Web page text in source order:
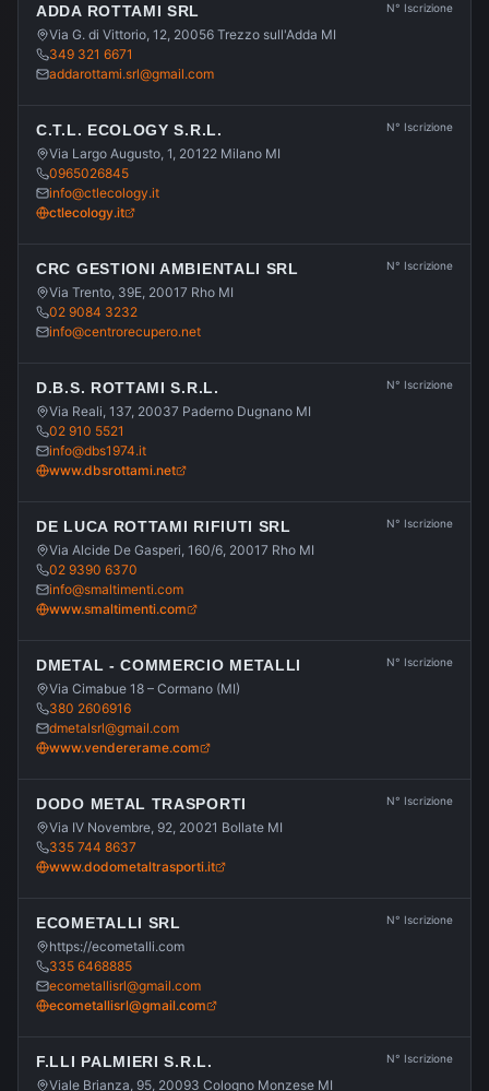
ADDA ROTTAMI SRL
Via G. di Vittorio, 12, 20056 Trezzo sull'Adda MI
349 321 6671
addarottami.srl@gmail.com
N° Iscrizione
C.T.L. ECOLOGY S.R.L.
Via Largo Augusto, 1, 20122 Milano MI
0965026845
info@ctlecology.it
ctlecology.it
N° Iscrizione
CRC GESTIONI AMBIENTALI SRL
Via Trento, 39E, 20017 Rho MI
02 9084 3232
info@centrorecupero.net
N° Iscrizione
D.B.S. ROTTAMI S.R.L.
Via Reali, 137, 20037 Paderno Dugnano MI
02 910 5521
info@dbs1974.it
www.dbsrottami.net
N° Iscrizione
DE LUCA ROTTAMI RIFIUTI SRL
Via Alcide De Gasperi, 160/6, 20017 Rho MI
02 9390 6370
info@smaltimenti.com
www.smaltimenti.com
N° Iscrizione
DMETAL - COMMERCIO METALLI
Via Cimabue 18 – Cormano (MI)
380 2606916
dmetalsrl@gmail.com
www.vendererame.com
N° Iscrizione
DODO METAL TRASPORTI
Via IV Novembre, 92, 20021 Bollate MI
335 744 8637
www.dodometaltrasporti.it
N° Iscrizione
ECOMETALLI SRL
https://ecometalli.com
335 6468885
ecometallisrl@gmail.com
ecometallisrl@gmail.com
N° Iscrizione
F.LLI PALMIERI S.R.L.
Viale Brianza, 95, 20093 Cologno Monzese MI
N° Iscrizione